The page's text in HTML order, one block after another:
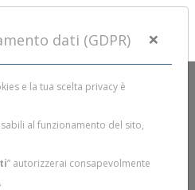
dati (GDPR) ×
e la tua scelta privacy è
al funzionamento del sito,
” autorizzerai consapevolmente